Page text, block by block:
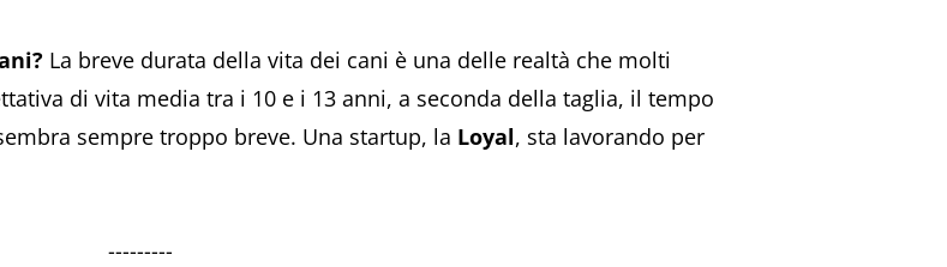
La breve durata della vita dei cani è una delle realtà che molti
di vita media tra i 10 e i 13 anni, a seconda della taglia, il tempo
sempre troppo breve. Una startup, la Loyal, sta lavorando per
---------